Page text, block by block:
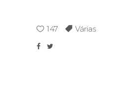
147 Várias